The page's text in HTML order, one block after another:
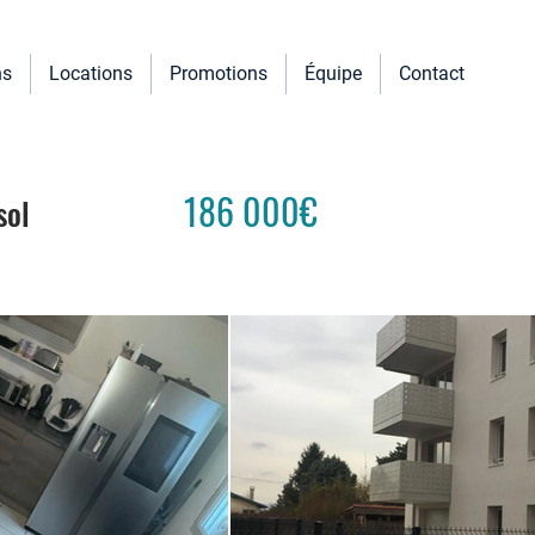
Locations Promotions Équipe Contact
186 000€